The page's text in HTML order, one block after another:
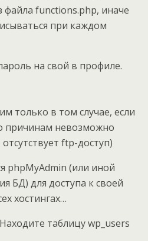
файла functions.php, иначе
при каждом
на свой в профиле.
только в том случае, если
причинам невозможно
ftp-доступ)
phpMyAdmin (или иной
БД) для доступа к своей
хостингах…
таблицу wp_users